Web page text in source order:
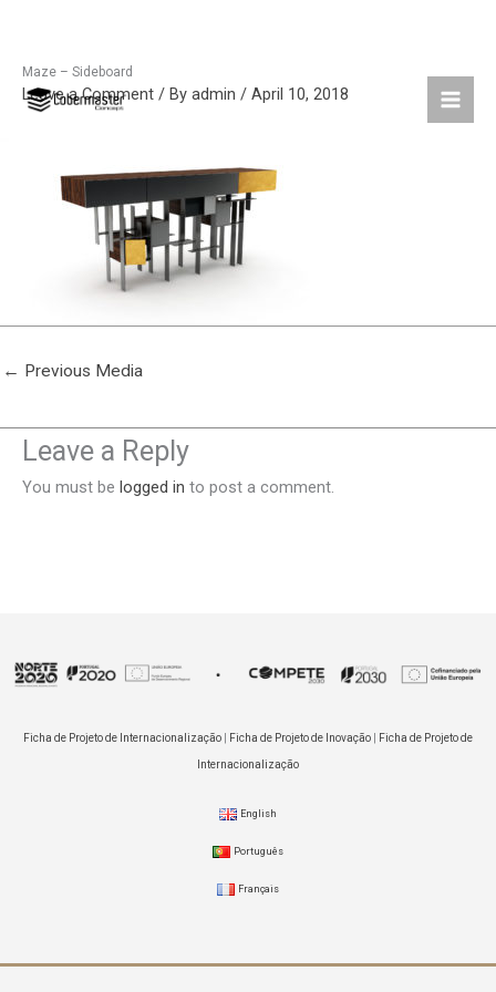
SkipMaze – Sideboard
Leave a Comment / By admin / April 10, 2018
← Previous Media
Leave a Reply
You must be logged in to post a comment.
Ficha de Projeto de Internacionalização Ficha de Projeto de Inovação Ficha de Projeto de
Internacionalização
English
Português
Français